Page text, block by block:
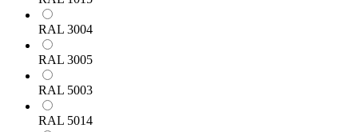
RAL 3004
RAL 3005
RAL 5003
RAL 5014